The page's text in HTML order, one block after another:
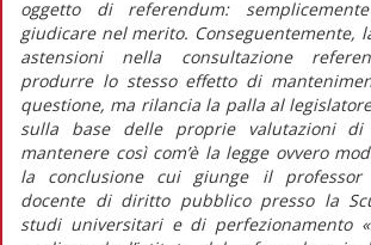
oggetto di referendum:
giudicare nel merito. Conseguentemente,
astensioni nella consultazione
produrre lo stesso effetto di
questione, ma rilancia la palla al
sulla base delle proprie valutazioni
mantenere così com’è la legge ovvero
la conclusione cui giunge il professor
docente di diritto pubblico presso la
studi universitari e di perfezionamento